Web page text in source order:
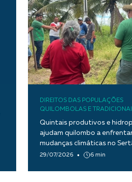
DIREITOS DAS POPULAÇÕES
QUILOMBOLAS E
Quintais produtivos e
ajudam quilombo a
mudanças climáticas no
Paraíba
29/07/2026 6 min